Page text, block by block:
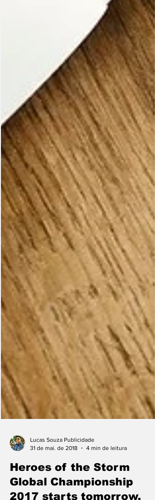
Heroes of the Storm
Global Championship